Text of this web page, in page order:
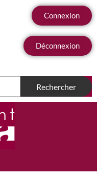
Connexion
Déconnexion